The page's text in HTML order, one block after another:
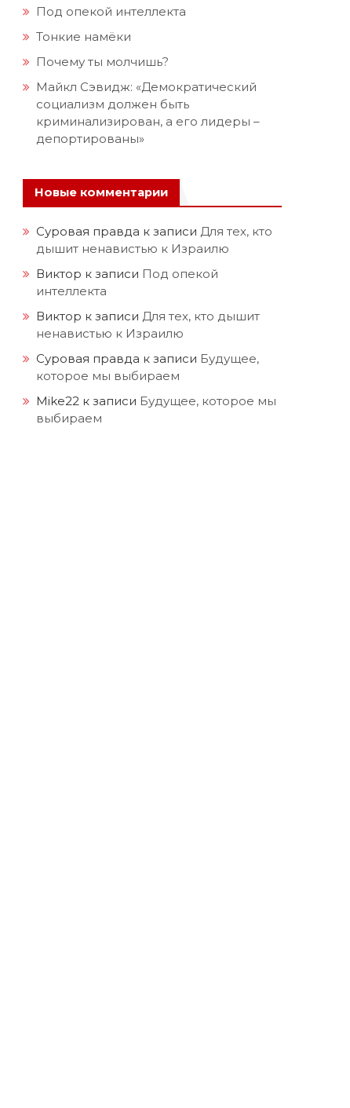
Под опекой интеллекта
Тонкие намёки
Почему ты молчишь?
Майкл Сэвидж: «Демократический
социализм должен быть
криминализирован, а его лидеры –
депортированы»
Новые комментарии
Суровая правда к записи Для тех, кто
дышит ненавистью к Израилю
Виктор к записи Под опекой
интеллекта
Виктор к записи Для тех, кто дышит
ненавистью к Израилю
Суровая правда к записи Будущее,
которое мы выбираем
Mike22 к записи Будущее, которое мы
выбираем